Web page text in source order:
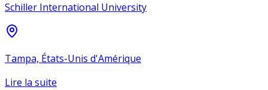
Schiller International University
Tampa, États-Unis d'Amérique
Lire la suite